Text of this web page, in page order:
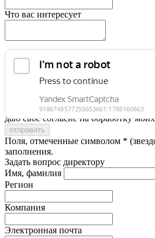
Что вас интересует
Я принимаю условияПолитики
даю свое согласие на обработку
Поля, отмеченные символом *
заполнения.
Задать вопрос директору
Имя, фамилия
Регион
Компания
Электронная почта